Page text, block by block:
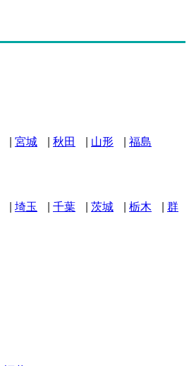
宮城 秋田 山形 福島
埼玉 千葉 茨城 栃木 群